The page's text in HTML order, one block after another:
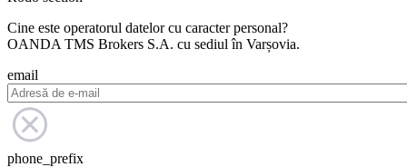
Cine este operatorul datelor cu caracter personal?
OANDA TMS Brokers S.A. cu sediul în Varșovia.
email
phone_prefix